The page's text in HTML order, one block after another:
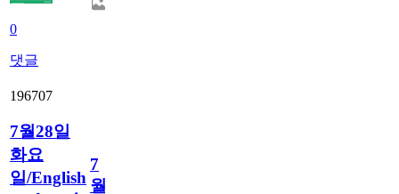
0
댓글
196707
7월28일
화요
일/English
7
월